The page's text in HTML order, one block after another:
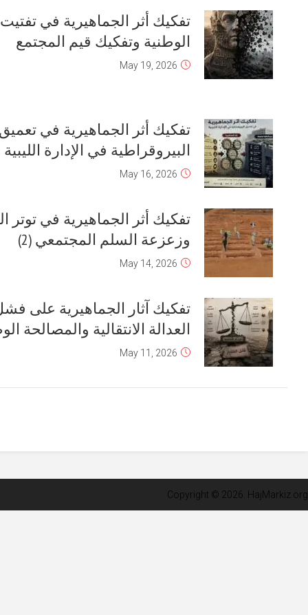
تفكيك أثر الجماهيرية في تهميش
الأمازيغ والطوارق والتبو قبل وبعد
فبراير
تفكيك وهم عودة اللاّدولة الجماهيرية
لحكم ليبيا
May 17, 2026
تفكيك أثر الجماهيرية في شيطنة سجناء
الرأي قبل وبعد فبراير
May 15, 2026
تفكيك آثار الجماهيرية على فشل مسار
العدالة الانتقالية والمصالحة الوطنية (2)
May 12, 2026